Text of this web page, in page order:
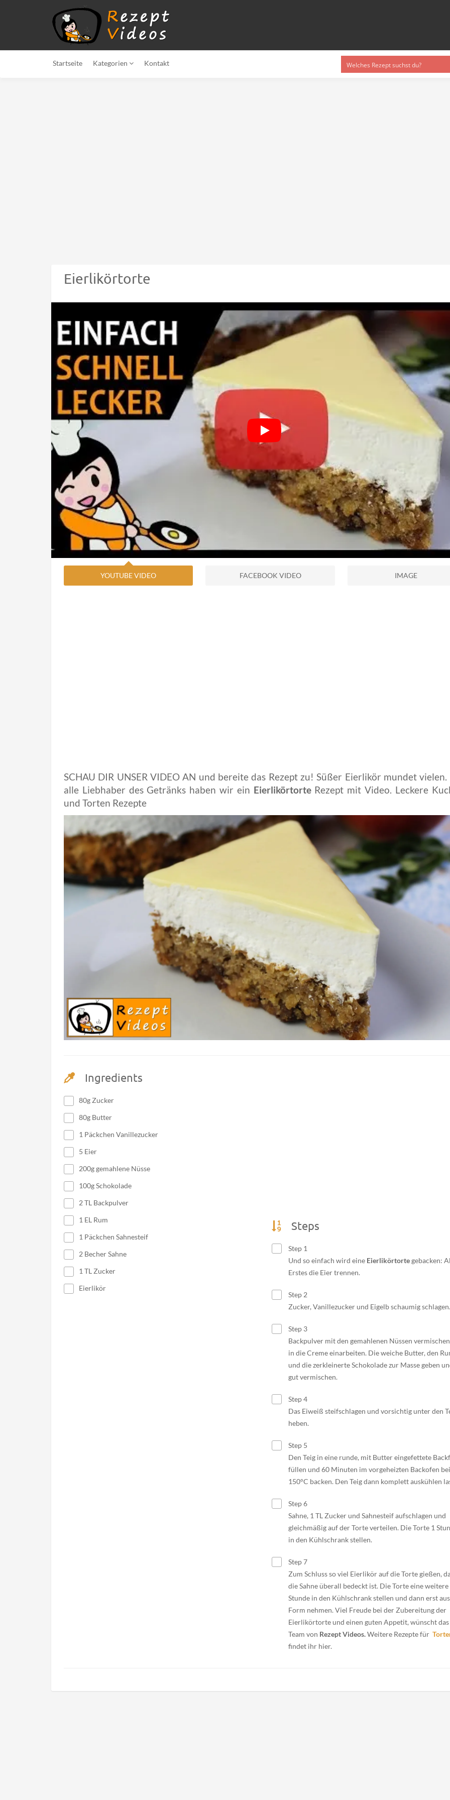
Startseite Kategorien Kontakt
Eierlikörtorte
YOUTUBE VIDEO FACEBOOK VIDEO IMAGE
SCHAU DIR UNSER VIDEO AN und bereite das Rezept zu! Süßer Eierlikör mundet vielen.
alle Liebhaber des Getränks haben wir ein EierlikörtorteRezept mit Video. Leckere
und Torten Rezepte
Ingredients
80g Zucker
80g Butter
1 Päckchen Vanillezucker
5 Eier
200g gemahlene Nüsse
100g Schokolade
2 TL Backpulver
1 EL Rum
1 Päckchen Sahnesteif
2 Becher Sahne
1 TL Zucker
Eierlikör
Steps
Step 1
Und so einfach wird eine Eierlikörtortegebacken:
Erstes die Eier trennen.
Step 2
Zucker, Vanillezucker und Eigelb schaumig schlagen.
Step 3
Backpulver mit den gemahlenen Nüssen
in die Creme einarbeiten. Die weiche Butter, den
und die zerkleinerte Schokolade zur Masse geben
gut vermischen.
Step 4
Das Eiweiß steifschlagen und vorsichtig unter den
heben.
Step 5
Den Teig in eine runde, mit Butter eingefettete
füllen und 60 Minuten im vorgeheizten Backofen bei
150°C backen. Den Teig dann komplett auskühlen
Step 6
Sahne, 1 TL Zucker und Sahnesteif aufschlagen und
gleichmäßig auf der Torte verteilen. Die Torte 1
in den Kühlschrank stellen.
Step 7
Zum Schluss so viel Eierlikör auf die Torte gießen,
die Sahne überall bedeckt ist. Die Torte eine weitere
Stunde in den Kühlschrank stellen und dann erst
Form nehmen. Viel Freude bei der Zubereitung der
Eierlikörtorte und einen guten Appetit, wünscht das
Team von Rezept Videos.Weitere Rezepte für
findet ihr hier.